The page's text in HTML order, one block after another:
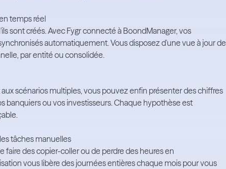
temps réel
sont créés. Avec Fygr connecté à BoondManager, vos
automatiquement. Vous disposez d'une vue à jour de
par entité ou consolidée.
scénarios multiples, vous pouvez enfin présenter des chiffres
banquiers ou vos investisseurs. Chaque hypothèse est
tâches manuelles
faire des copier-coller ou de perdre des heures en
vous libère des journées entières chaque mois pour vous